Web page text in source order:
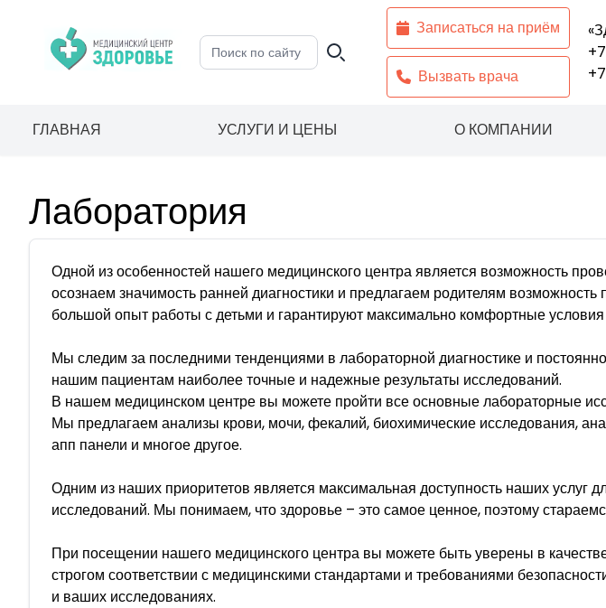
Записаться на приём
Вызвать врача
ГЛАВНАЯ УСЛУГИ И ЦЕНЫ О КОМПАНИИ
Лаборатория
Одной из особенностей нашего медицинского центра является возможность
осознаем значимость ранней диагностики и предлагаем родителям
большой опыт работы с детьми и гарантируют максимально комфортные
Мы следим за последними тенденциями в лабораторной диагностике и
нашим пациентам наиболее точные и надежные результаты исследований.
В нашем медицинском центре вы можете пройти все основные лабораторные
Мы предлагаем анализы крови, мочи, фекалий, биохимические исследования,
апп панели и многое другое.
Одним из наших приоритетов является максимальная доступность наших
исследований. Мы понимаем, что здоровье – это самое ценное, поэтому
При посещении нашего медицинского центра вы можете быть уверены в
строгом соответствии с медицинскими стандартами и требованиями
и ваших исследованиях.